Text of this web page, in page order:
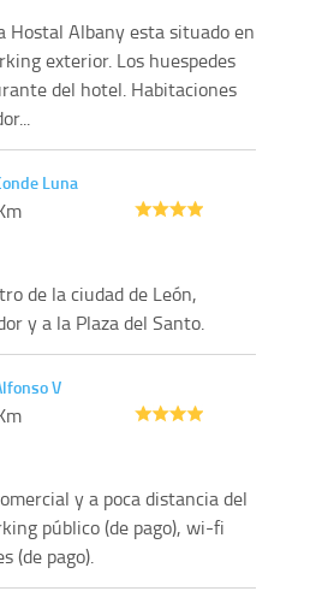
Hostal Albany esta situado en
exterior. Los huespedes
del hotel. Habitaciones
Luna
de la ciudad de León,
y a la Plaza del Santo.
V
y a poca distancia del
público (de pago), wi-fi
(de pago).